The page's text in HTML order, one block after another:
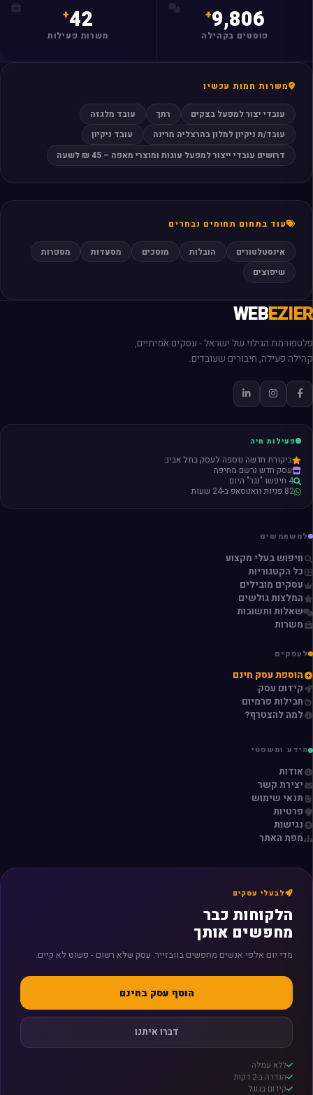
9,806
פוסטים בקהילה
42
משרות פעילות
משרות חמות עכשיו
עובדי יצור למפעל בצקים רתך
עובד מלגזה
עובד/ת ניקיון למלון בהרצליה מרינה
עובד ניקיון
דרושים עובדי ייצור למפעל עוגות ומוצרי מאפה – 45 ₪ לשעה
עוד בתחום תחומים נבחרים
אינסטלטורים הובלות מוסכים מסעדות
מספרות
שיפוצים
WEBEZIER
פלטפורמת הגילוי של ישראל - עסקים אמיתיים,
קהילה פעילה, חיבורים שעובדים.
פעילות חיה
ביקורת חדשה נוספה לעסק בתל אביב
עסק חדש נרשם מחיפה
4 חיפשו "נגר" היום
82 פניות וואטסאפ ב-24 שעות
למשתמשים
חיפוש בעלי מקצוע
כל הקטגוריות
עסקים מובילים
המלצות גולשים
שאלות ותשובות
משרות
לעסקים
הוספת עסק חינם
קידום עסק
חבילות פרמיום
למה להצטרף?
מידע ומשפטי
אודות
יצירת קשר
תנאי שימוש
פרטיות
נגישות
מפת האתר
לבעלי עסקים
הלקוחות כבר
מחפשים אותך
מדי יום אלפי אנשים מחפשים בוובזייר. עסק שלא רשום - פשוט לא קיים.
הוסף עסק בחינם
דברו איתנו
ללא עמלה
הגדרה ב-2 דקות
קידום בגוגל